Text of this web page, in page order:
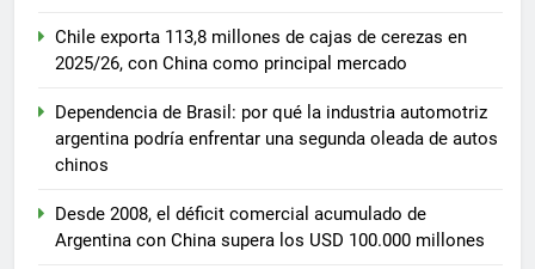
Chile exporta 113,8 millones de cajas de cerezas en
2025/26, con China como principal mercado
Dependencia de Brasil: por qué la industria automotriz
argentina podría enfrentar una segunda oleada de autos
chinos
Desde 2008, el déficit comercial acumulado de
Argentina con China supera los USD 100.000 millones